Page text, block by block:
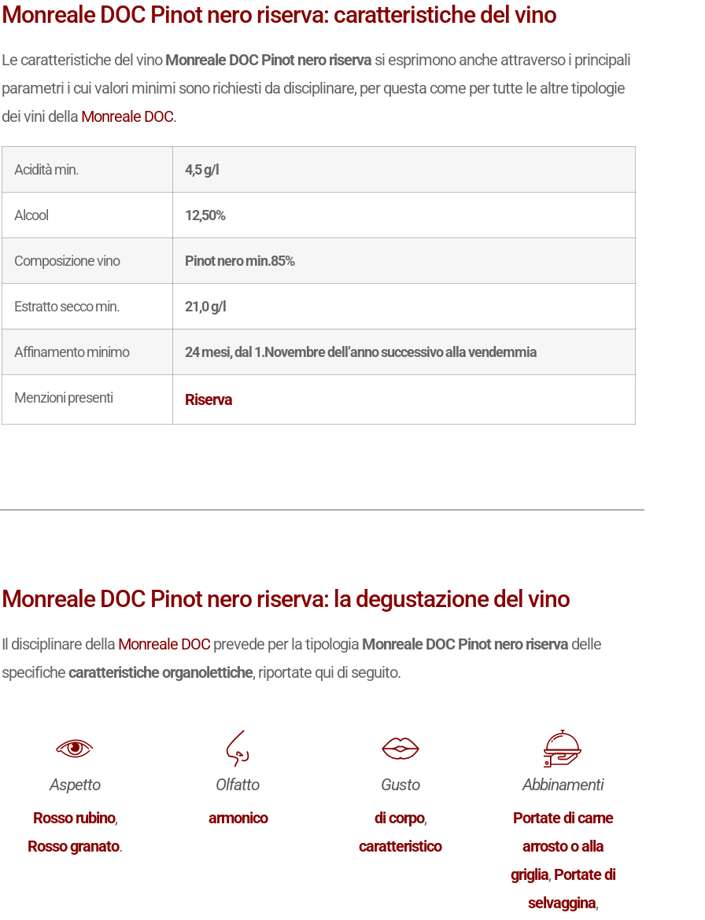
Monreale DOC Pinot nero riserva: caratteristiche del vino
Le caratteristiche del vinoMonreale DOC Pinot nero riserva si esprimono anche attraverso i principali
parametri i cui valori minimi sono richiesti da disciplinare, per questa come per tutte le altre tipologie
dei vini della Monreale DOC.
Acidità min. 4,5 g/l
Alcool 12,50%
Composizione vino Pinot nero min.85%
Estratto secco min. 21,0 g/l
Affinamento minimo 24 mesi, dal 1.Novembre dell’anno successivo alla vendemmia
Menzioni presenti Riserva
Monreale DOC Pinot nero riserva: la degustazione del vino
Il disciplinare della Monreale DOC prevede per la tipologia Monreale DOC Pinot nero riserva delle
specifichecaratteristiche organolettiche, riportate qui di seguito.
Aspetto
Rosso rubino,
Rosso granato.
Olfatto
armonico
Gusto
di corpo,
caratteristico
Abbinamenti
Portate di carne
arrosto o alla
griglia, Portate di
selvaggina,